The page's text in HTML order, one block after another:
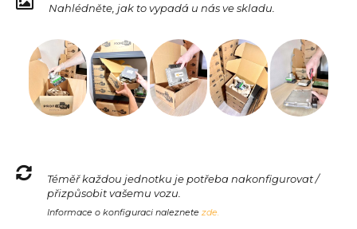
Nahlédněte, jak to vypadá u nás ve skladu.
Téměř každou jednotku je potřeba nakonfigurovat /
přizpůsobit vašemu vozu.
Informace o konfiguraci naleznete zde.